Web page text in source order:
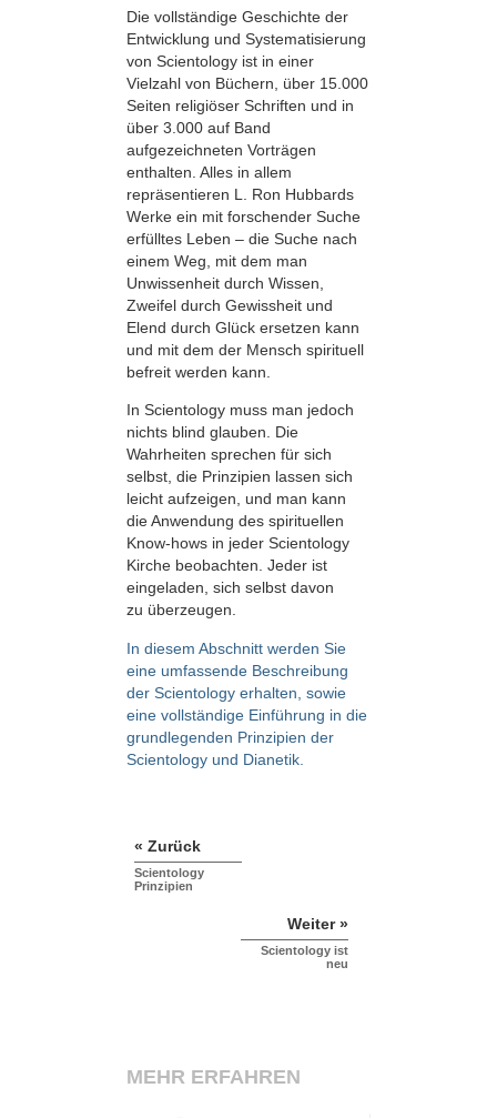
Die vollständige Geschichte der
Entwicklung und Systematisierung
von Scientology ist in einer
Vielzahl von Büchern, über 15.000
Seiten religiöser Schriften und in
über 3.000 auf Band
aufgezeichneten Vorträgen
enthalten. Alles in allem
repräsentieren L. Ron Hubbards
Werke ein mit forschender Suche
erfülltes Leben – die Suche nach
einem Weg, mit dem man
Unwissenheit durch Wissen,
Zweifel durch Gewissheit und
Elend durch Glück ersetzen kann
und mit dem der Mensch spirituell
befreit werden kann.
In Scientology muss man jedoch
nichts blind glauben. Die
Wahrheiten sprechen für sich
selbst, die Prinzipien lassen sich
leicht aufzeigen, und man kann
die Anwendung des spirituellen
Know-hows in jeder Scientology
Kirche beobachten. Jeder ist
eingeladen, sich selbst davon
zu überzeugen.
In diesem Abschnitt werden Sie
eine umfassende Beschreibung
der Scientology erhalten, sowie
eine vollständige Einführung in die
grundlegenden Prinzipien der
Scientology und Dianetik.
« Zurück
Scientology
Prinzipien
Weiter »
Scientology ist
neu
MEHR ERFAHREN